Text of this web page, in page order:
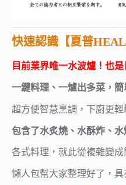
快速認識【夏普
目前業界唯一水波爐 ！也
一鍵料理、一爐出多菜，
超方便智慧烹調，下廚更輕
包含了水炙燒、水酥炸、
各式料理，就此從複雜變成
懶人包幫大家整理好了，具